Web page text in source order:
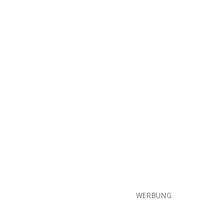
WERBUNG